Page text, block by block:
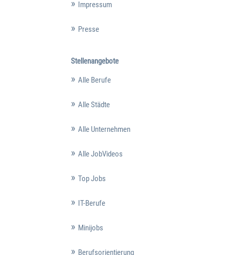
Impressum
Presse
Stellenangebote
Alle Berufe
Alle Städte
Alle Unternehmen
Alle JobVideos
Top Jobs
IT-Berufe
Minijobs
Berufsorientierung